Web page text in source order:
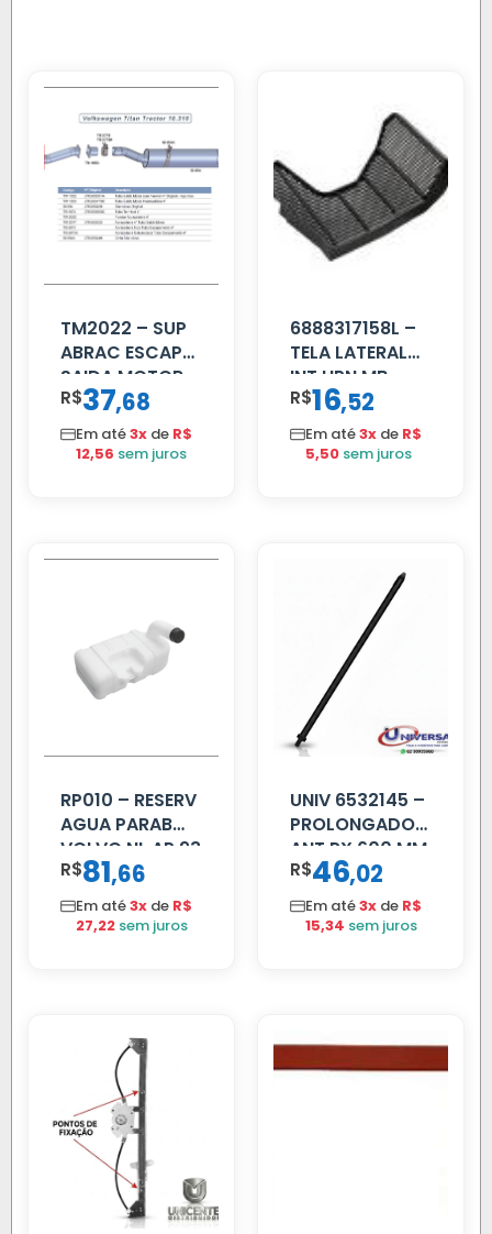
TM2022 – SUP
ABRAC ESCAP
SAIDA MOTOR
VW TITAN
R$37,68
Em até3x de R$
12,56 sem juros
6888317158L –
TELA LATERAL
INT HPN MB
709/MB 1618 LD
TELA
R$16,52
Em até3x de R$
5,50 sem juros
RP010 – RESERV
AGUA PARAB
VOLVO NL AP 93
R$81,66
Em até3x de R$
27,22 sem juros
UNIV 6532145 –
PROLONGADOR
ANT PX 600 MM
FIBRA PRETA
R$46,02
Em até3x de R$
15,34 sem juros